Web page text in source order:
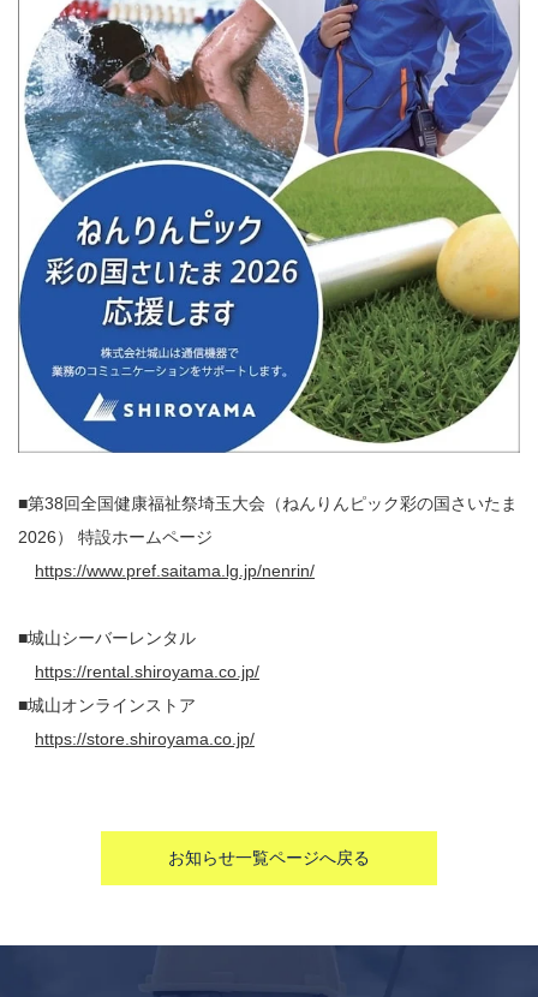
■第38回全国健康福祉祭埼玉大会（ねんりんピック彩の国さいたま
2026） 特設ホームページ
https://www.pref.saitama.lg.jp/nenrin/
■城山シーバーレンタル
https://rental.shiroyama.co.jp/
■城山オンラインストア
https://store.shiroyama.co.jp/
お知らせ一覧ページへ戻る